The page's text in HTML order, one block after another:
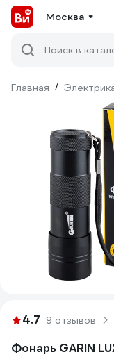
Москва
Поиск в
Главная /
4.7 9 отзывов
Фонарь GARIN